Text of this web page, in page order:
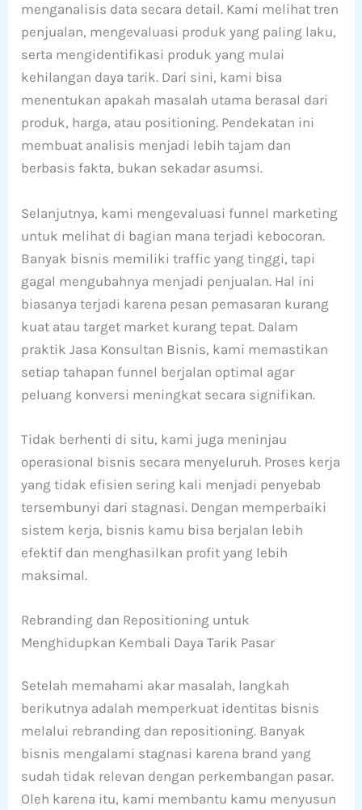
menganalisis data secara detail. Kami melihat tren
penjualan, mengevaluasi produk yang paling laku,
serta mengidentifikasi produk yang mulai
kehilangan daya tarik. Dari sini, kami bisa
menentukan apakah masalah utama berasal dari
produk, harga, atau positioning. Pendekatan ini
membuat analisis menjadi lebih tajam dan
berbasis fakta, bukan sekadar asumsi.
Selanjutnya, kami mengevaluasi funnel marketing
untuk melihat di bagian mana terjadi kebocoran.
Banyak bisnis memiliki traffic yang tinggi, tapi
gagal mengubahnya menjadi penjualan. Hal ini
biasanya terjadi karena pesan pemasaran kurang
kuat atau target market kurang tepat. Dalam
praktik Jasa Konsultan Bisnis, kami memastikan
setiap tahapan funnel berjalan optimal agar
peluang konversi meningkat secara signifikan.
Tidak berhenti di situ, kami juga meninjau
operasional bisnis secara menyeluruh. Proses kerja
yang tidak efisien sering kali menjadi penyebab
tersembunyi dari stagnasi. Dengan memperbaiki
sistem kerja, bisnis kamu bisa berjalan lebih
efektif dan menghasilkan profit yang lebih
maksimal.
Rebranding dan Repositioning untuk
Menghidupkan Kembali Daya Tarik Pasar
Setelah memahami akar masalah, langkah
berikutnya adalah memperkuat identitas bisnis
melalui rebranding dan repositioning. Banyak
bisnis mengalami stagnasi karena brand yang
sudah tidak relevan dengan perkembangan pasar.
Oleh karena itu, kami membantu kamu menyusun